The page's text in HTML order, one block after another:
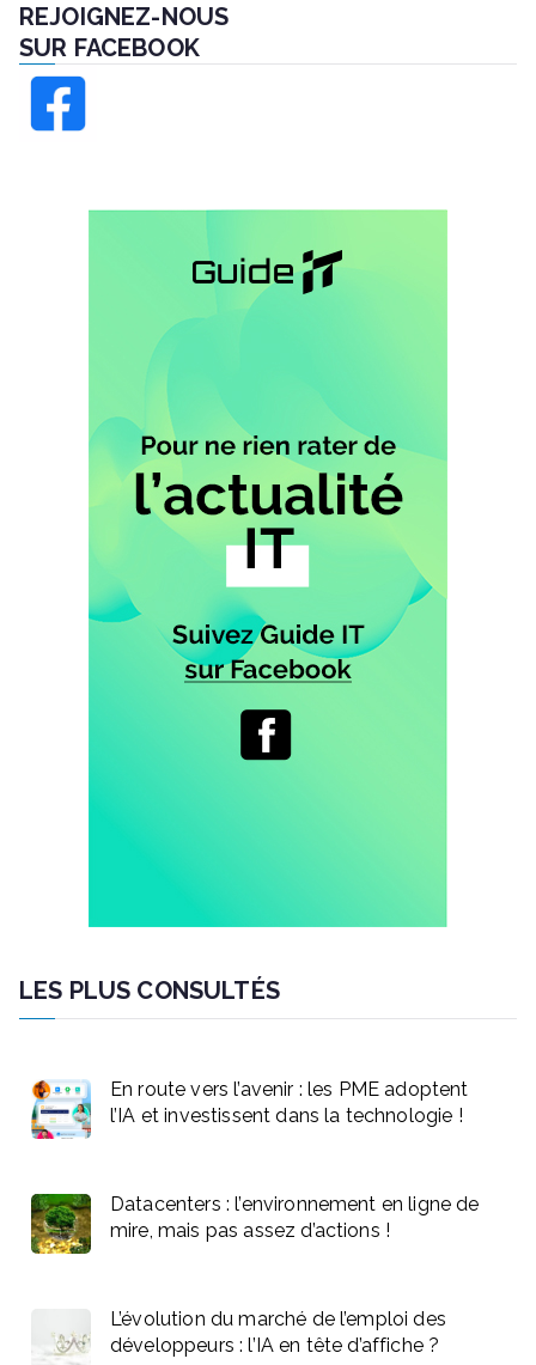
REJOIGNEZ-NOUS
SUR FACEBOOK
LES PLUS CONSULTÉS
En route vers l’avenir : les PME adoptent
l’IA et investissent dans la technologie !
Datacenters : l’environnement en ligne de
mire, mais pas assez d’actions !
L’évolution du marché de l’emploi des
développeurs : l’IA en tête d’affiche ?